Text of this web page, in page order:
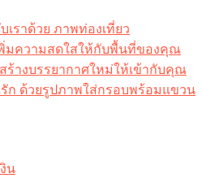
เราด้วย ภาพท่องเที่ยว
มความสดใสให้กับพื้นที่ของคุณ
ร้างบรรยากาศใหม่ให้เข้ากับคุณ
ก ด้วยรูปภาพใส่กรอบพร้อมแขวน​
น